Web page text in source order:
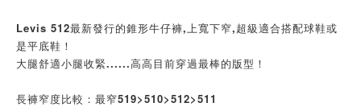
Levis 512最新發行的錐形牛仔褲,上寬下窄,超級適合搭配球鞋或
是平底鞋！
大腿舒適小腿收緊......高高目前穿過最棒的版型！
長褲窄度比較：最窄519>510>512>511